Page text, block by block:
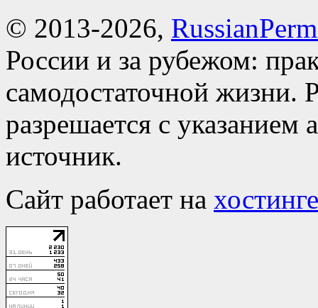
© 2013-2026,
России и за рубежом:
самодостаточной жизни.
разрешается с указанием
источник.
Сайт работает на